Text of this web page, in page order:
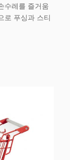
수레를 즐거움
로 푸싱과 스티